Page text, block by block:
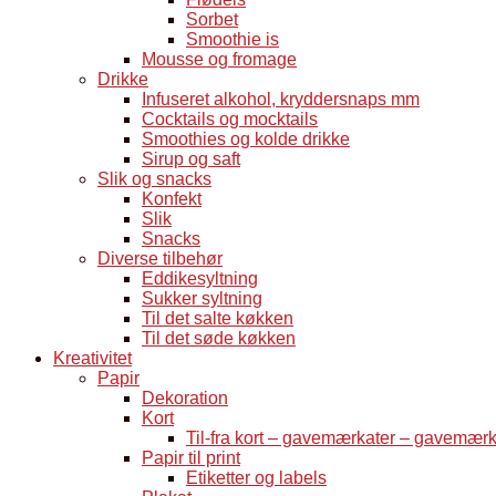
Sorbet
Smoothie is
Mousse og fromage
Drikke
Infuseret alkohol, kryddersnaps mm
Cocktails og mocktails
Smoothies og kolde drikke
Sirup og saft
Slik og snacks
Konfekt
Slik
Snacks
Diverse tilbehør
Eddikesyltning
Sukker syltning
Til det salte køkken
Til det søde køkken
Kreativitet
Papir
Dekoration
Kort
Til-fra kort – gavemærkater –
Papir til print
Etiketter og labels